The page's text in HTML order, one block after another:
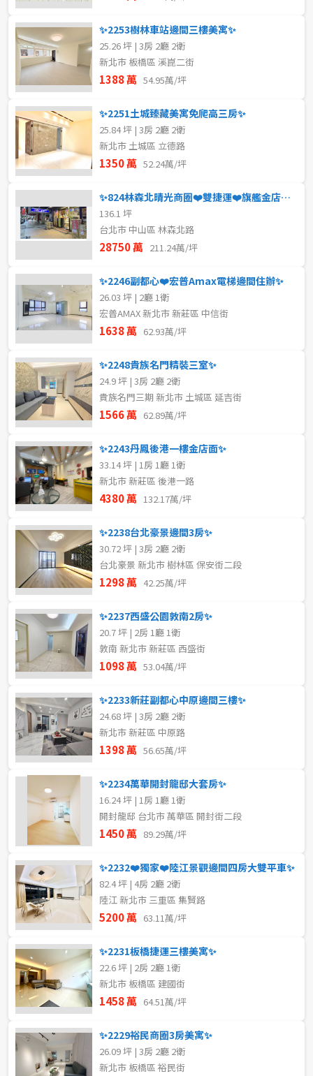
✨2253樹林車站邊間三樓美寓✨
25.26 坪 | 3房 2廳 2衛
新北市 板橋區 溪崑二街
1388 萬 54.95萬/坪
✨2251土城臻藏美寓免爬高三房✨
25.84 坪 | 3房 2廳 2衛
新北市 土城區 立德路
1350 萬 52.24萬/坪
✨824林森北晴光商圈❤️雙捷運❤️旗艦金店面✨
136.1 坪
台北市 中山區 林森北路
28750 萬 211.24萬/坪
✨2246副都心❤️宏普Amax電梯邊間住辦✨
26.03 坪 | 2廳 1衛
宏普AMAX 新北市 新莊區 中信街
1638 萬 62.93萬/坪
✨2248貴族名門精裝三室✨
24.9 坪 | 3房 2廳 2衛
貴族名門三期 新北市 土城區 延吉街
1566 萬 62.89萬/坪
✨2243丹鳳後港一樓金店面✨
33.14 坪 | 1房 1廳 1衛
新北市 新莊區 後港一路
4380 萬 132.17萬/坪
✨2238台北豪景邊間3房✨
30.72 坪 | 3房 2廳 2衛
台北豪景 新北市 樹林區 保安街二段
1298 萬 42.25萬/坪
✨2237西盛公園敦南2房✨
20.7 坪 | 2房 1廳 1衛
敦南 新北市 新莊區 西盛街
1098 萬 53.04萬/坪
✨2233新莊副都心中原邊間三樓✨
24.68 坪 | 3房 2廳 2衛
新北市 新莊區 中原路
1398 萬 56.65萬/坪
✨2234萬華開封龍邸大套房✨
16.24 坪 | 1房 1廳 1衛
開封龍邸 台北市 萬華區 開封街二段
1450 萬 89.29萬/坪
✨2232❤️獨家❤️陸江景觀邊間四房大雙平車✨
82.4 坪 | 4房 2廳 2衛
陸江 新北市 三重區 集賢路
5200 萬 63.11萬/坪
✨2231板橋捷運三樓美寓✨
22.6 坪 | 2房 2廳 1衛
新北市 板橋區 建國街
1458 萬 64.51萬/坪
✨2229裕民商圈3房美寓✨
26.09 坪 | 3房 2廳 2衛
新北市 板橋區 裕民街